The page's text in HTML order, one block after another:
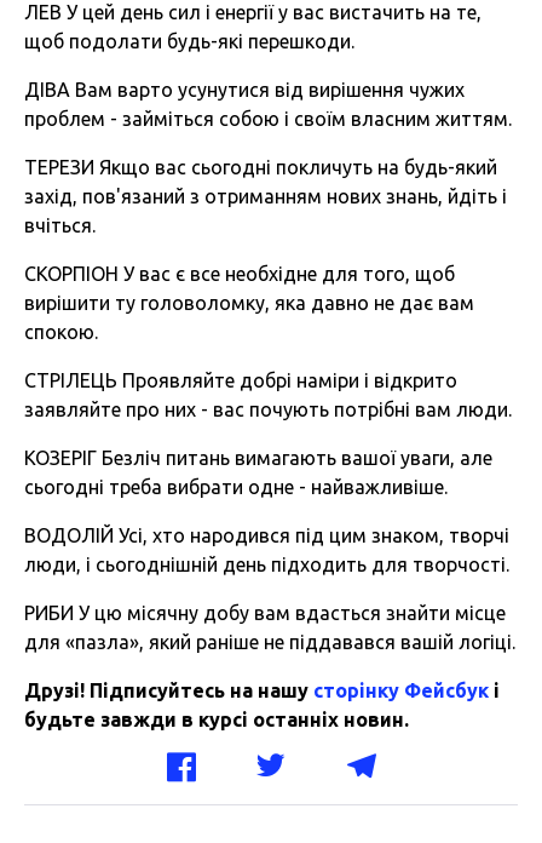
ЛЕВ У цей день сил і енергії у вас вистачить на те,
щоб подолати будь-які перешкоди.
ДІВА Вам варто усунутися від вирішення чужих
проблем - займіться собою і своїм власним життям.
ТЕРЕЗИ Якщо вас сьогодні покличуть на будь-який
захід, пов'язаний з отриманням нових знань, йдіть і
вчіться.
СКОРПІОН У вас є все необхідне для того, щоб
вирішити ту головоломку, яка давно не дає вам
спокою.
СТРІЛЕЦЬ Проявляйте добрі наміри і відкрито
заявляйте про них - вас почують потрібні вам люди.
КОЗЕРІГ Безліч питань вимагають вашої уваги, але
сьогодні треба вибрати одне - найважливіше.
ВОДОЛІЙ Усі, хто народився під цим знаком, творчі
люди, і сьогоднішній день підходить для творчості.
РИБИ У цю місячну добу вам вдасться знайти місце
для «пазла», який раніше не піддавався вашій логіці.
Друзі! Підписуйтесь на нашу сторінку Фейсбук і
будьте завжди в курсі останніх новин.